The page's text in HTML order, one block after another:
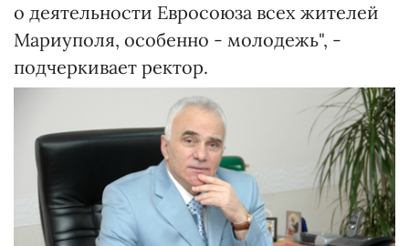
о деятельности Евросоюза всех жителей
Мариуполя, особенно - молодежь", -
подчеркивает ректор.